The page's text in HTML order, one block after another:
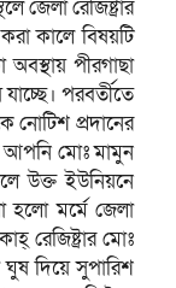
জেলা রেজিষ্ট্রার
কালে বিষয়টি
পীরগাছা
পরবর্তীতে
নোটিশ প্রদানের
আপনি মোঃ মামুন
উক্ত ইউনিয়নে
হলো মর্মে জেলা
রেজিষ্ট্রার মোঃ
দিয়ে সুপারিশ